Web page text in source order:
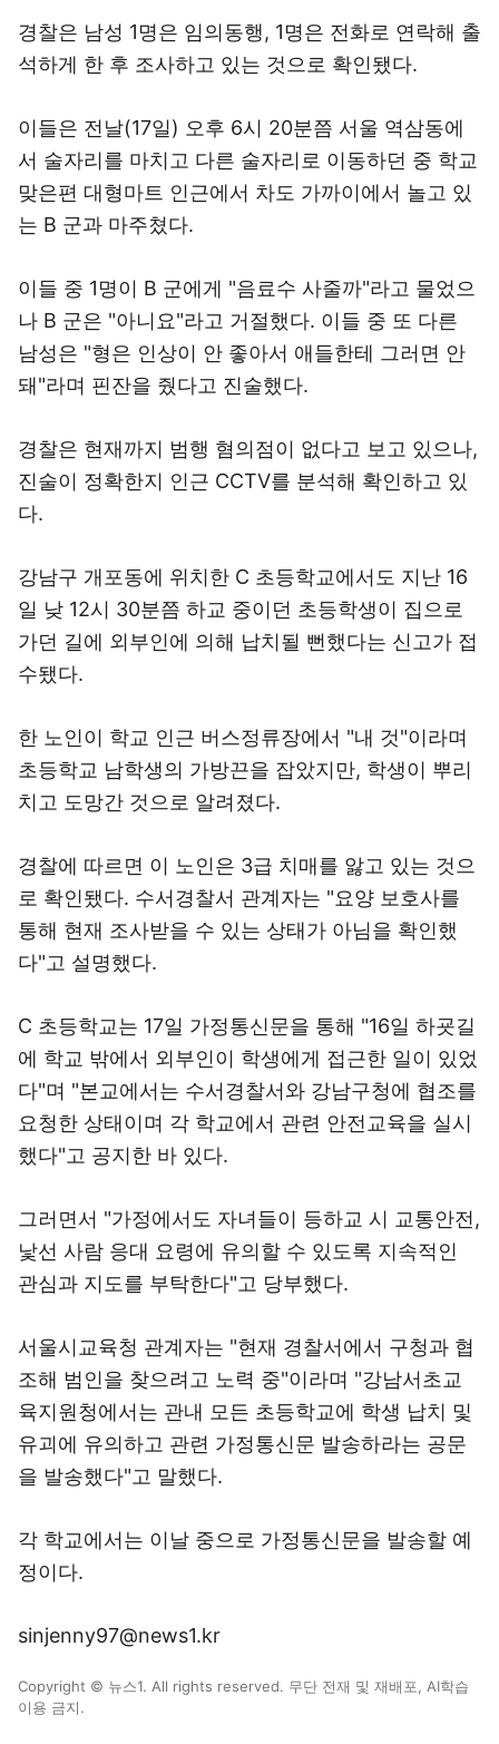
경찰은 남성 1명은 임의동행, 1명은 전화로 연락해 출
석하게 한 후 조사하고 있는 것으로 확인됐다.
이들은 전날(17일) 오후 6시 20분쯤 서울 역삼동에
서 술자리를 마치고 다른 술자리로 이동하던 중 학교
맞은편 대형마트 인근에서 차도 가까이에서 놀고 있
는 B 군과 마주쳤다.
이들 중 1명이 B 군에게 "음료수 사줄까"라고 물었으
나 B 군은 "아니요"라고 거절했다. 이들 중 또 다른
남성은 "형은 인상이 안 좋아서 애들한테 그러면 안
돼"라며 핀잔을 줬다고 진술했다.
경찰은 현재까지 범행 혐의점이 없다고 보고 있으나,
진술이 정확한지 인근 CCTV를 분석해 확인하고 있
다.
강남구 개포동에 위치한 C 초등학교에서도 지난 16
일 낮 12시 30분쯤 하교 중이던 초등학생이 집으로
가던 길에 외부인에 의해 납치될 뻔했다는 신고가 접
수됐다.
한 노인이 학교 인근 버스정류장에서 "내 것"이라며
초등학교 남학생의 가방끈을 잡았지만, 학생이 뿌리
치고 도망간 것으로 알려졌다.
경찰에 따르면 이 노인은 3급 치매를 앓고 있는 것으
로 확인됐다. 수서경찰서 관계자는 "요양 보호사를
통해 현재 조사받을 수 있는 상태가 아님을 확인했
다"고 설명했다.
C 초등학교는 17일 가정통신문을 통해 "16일 하굣길
에 학교 밖에서 외부인이 학생에게 접근한 일이 있었
다"며 "본교에서는 수서경찰서와 강남구청에 협조를
요청한 상태이며 각 학교에서 관련 안전교육을 실시
했다"고 공지한 바 있다.
그러면서 "가정에서도 자녀들이 등하교 시 교통안전,
낯선 사람 응대 요령에 유의할 수 있도록 지속적인
관심과 지도를 부탁한다"고 당부했다.
서울시교육청 관계자는 "현재 경찰서에서 구청과 협
조해 범인을 찾으려고 노력 중"이라며 "강남서초교
육지원청에서는 관내 모든 초등학교에 학생 납치 및
유괴에 유의하고 관련 가정통신문 발송하라는 공문
을 발송했다"고 말했다.
각 학교에서는 이날 중으로 가정통신문을 발송할 예
정이다.
sinjenny97@news1.kr
Copyright © 뉴스1. All rights reserved. 무단 전재 및 재배포, AI학습
이용 금지.